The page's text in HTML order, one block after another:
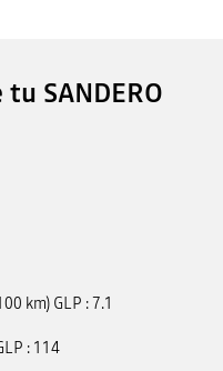
SANDERO
km) GLP 7.1
114